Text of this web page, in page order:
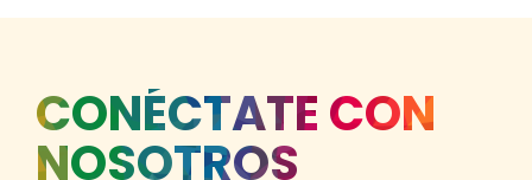
CONÉCTATE CON
NOSOTROS